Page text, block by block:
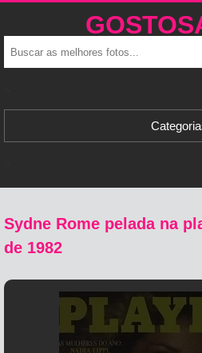
Sydne Rome pelada na
de 1982